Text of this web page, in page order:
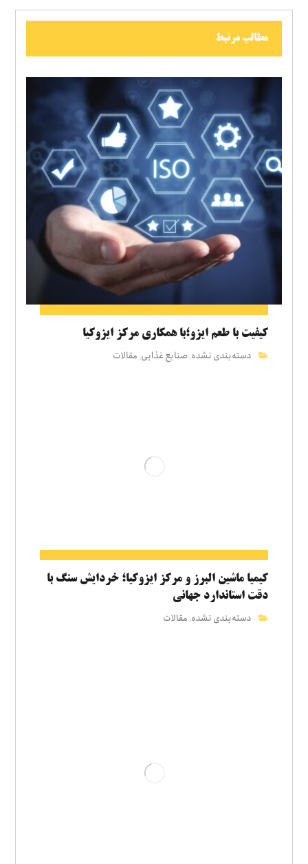
مطالب مرتبط
کیفیت با طعم ایزو؛با همکاری مرکز ایزوکیا
دسته‌بندی نشده,صنایع غذایی,مقالات
کیمیا ماشین البرز و مرکز ایزوکیا؛ خردایش سنگ با
دقت استاندارد جهانی
دسته‌بندی نشده,مقالات